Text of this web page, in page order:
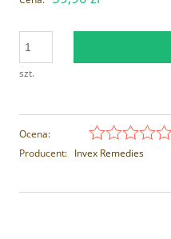
szt.
Ocena:
Producent: Invex Remedies